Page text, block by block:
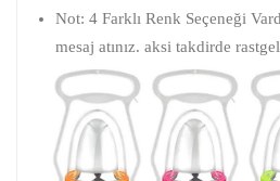
Not: 4 Farklı Renk Seçeneği
mesaj atınız. aksi takdirde